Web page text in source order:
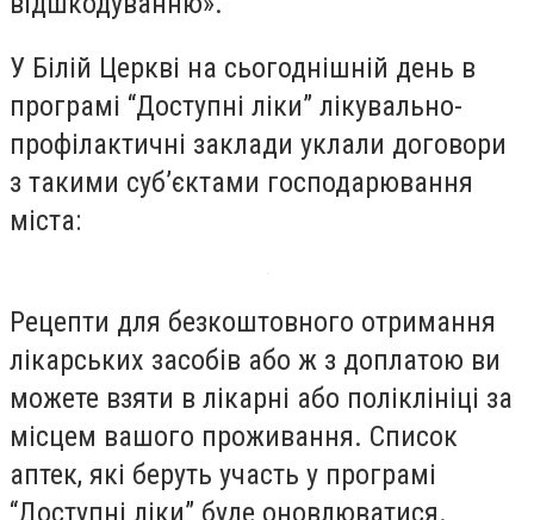
У Білій Церкві на сьогоднішній день в
програмі “Доступні ліки” лікувально-
профілактичні заклади уклали договори
з такими суб’єктами господарювання
міста:
Рецепти для безкоштовного отримання
лікарських засобів або ж з доплатою ви
можете взяти в лікарні або поліклініці за
місцем вашого проживання. Список
аптек, які беруть участь у програмі
“Доступні ліки” буде оновлюватися.